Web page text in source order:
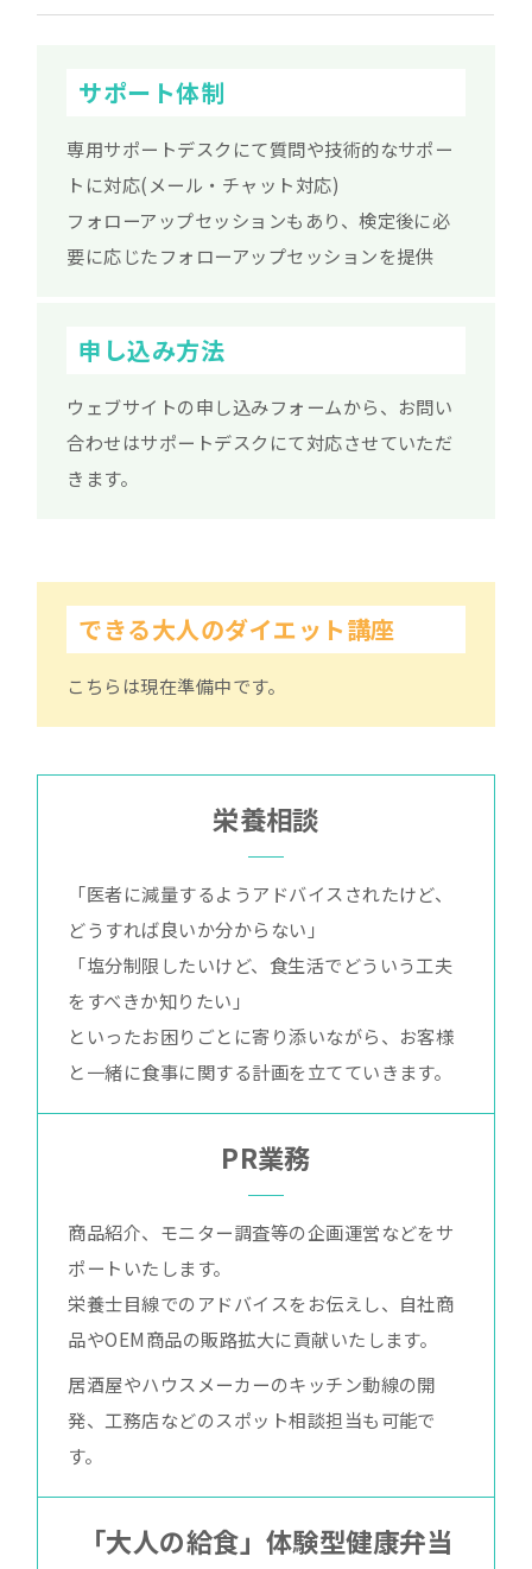
サポート体制
専用サポートデスクにて質問や技術的なサポー
トに対応(メール・チャット対応)
フォローアップセッションもあり、検定後に必
要に応じたフォローアップセッションを提供
申し込み方法
ウェブサイトの申し込みフォームから、お問い
合わせはサポートデスクにて対応させていただ
きます。
できる大人のダイエット講座
こちらは現在準備中です。
栄養相談
「医者に減量するようアドバイスされたけど、
どうすれば良いか分からない」
「塩分制限したいけど、食生活でどういう工夫
をすべきか知りたい」
といったお困りごとに寄り添いながら、お客様
と一緒に食事に関する計画を立てていきます。
PR業務
商品紹介、モニター調査等の企画運営などをサ
ポートいたします。
栄養士目線でのアドバイスをお伝えし、自社商
品やOEM商品の販路拡大に貢献いたします。
居酒屋やハウスメーカーのキッチン動線の開
発、工務店などのスポット相談担当も可能で
す。
「大人の給食」体験型健康弁当